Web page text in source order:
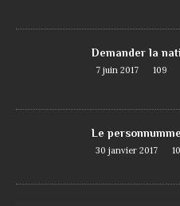
Demander la
7 juin 2017 109
Le
30 janvier 2017